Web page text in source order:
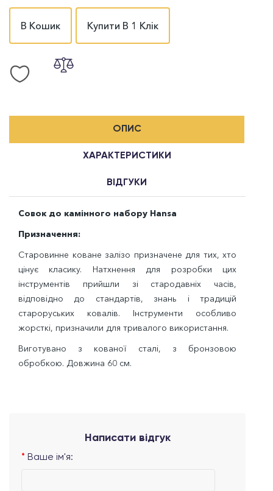
В Кошик Купити В 1 Клік
ОПИС
ХАРАКТЕРИСТИКИ
ВІДГУКИ
Совок до камінного набору Hansa
Призначення:
Старовинне коване залізо призначене для тих, хто
цінує класику. Натхнення для розробки цих
інструментів прийшли зі стародавніх часів,
відповідно до стандартів, знань і традицій
староруських ковалів. Інструменти особливо
жорсткі, призначили для тривалого використання.
Виготувано з кованої сталі, з бронзовою
обробкою. Довжина 60 см.
Написати відгук
Ваше ім'я: